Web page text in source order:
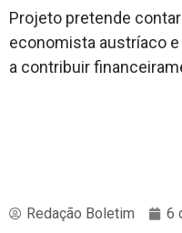
Projeto pretende
economista austríaco
a contribuir
Redação Boletim 6